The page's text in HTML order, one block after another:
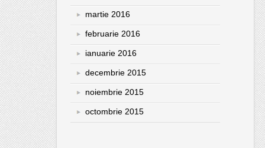
martie 2016
februarie 2016
ianuarie 2016
decembrie 2015
noiembrie 2015
octombrie 2015